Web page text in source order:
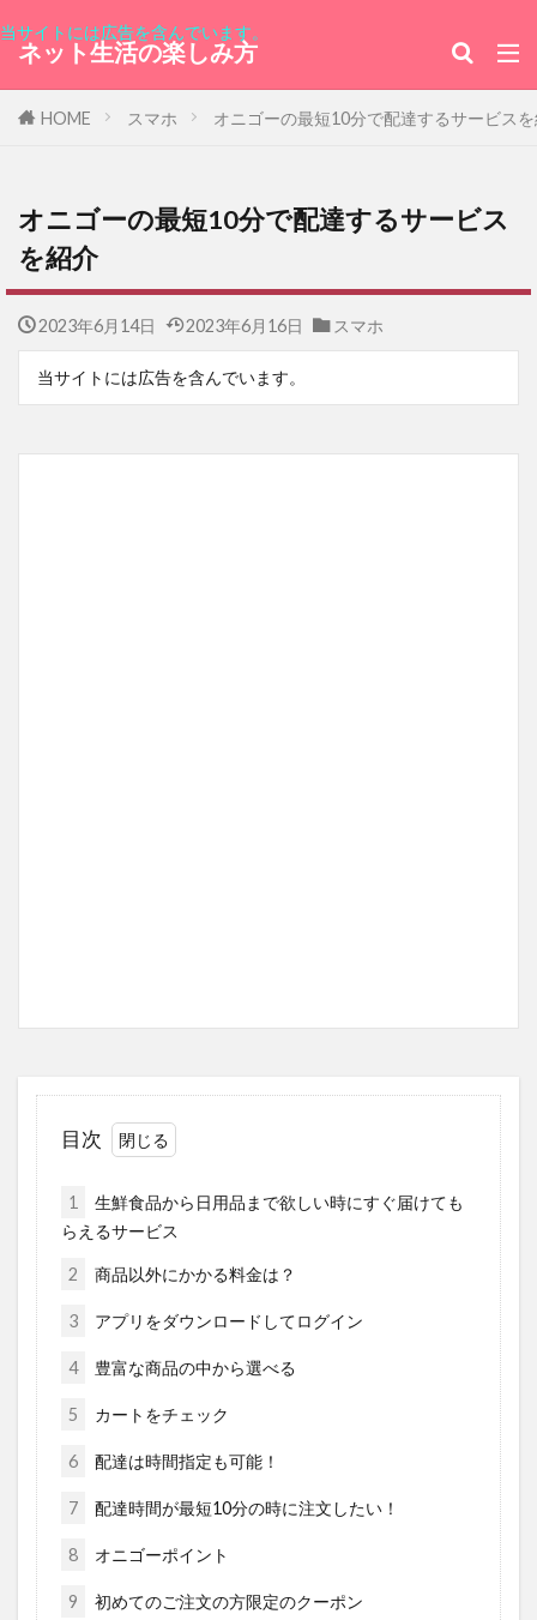
当サイトには広告を含んでいます。
ネット生活の楽しみ方
HOME スマホ オニゴーの最短10分で配達するサービス
オニゴーの最短10分で配達するサービス
を紹介
2023年6月14日 2023年6月16日 スマホ
当サイトには広告を含んでいます。
目次
1
生鮮食品から日用品まで欲しい時にすぐ届けても
らえるサービス
2 商品以外にかかる料金は？
3 アプリをダウンロードしてログイン
4 豊富な商品の中から選べる
5 カートをチェック
6 配達は時間指定も可能！
7 配達時間が最短10分の時に注文したい！
8 オニゴーポイント
9 初めてのご注文の方限定のクーポン